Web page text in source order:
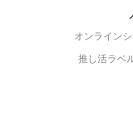
オンライン
推し活ラベ